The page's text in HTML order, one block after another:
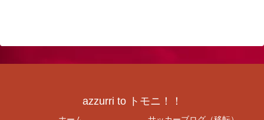
azzurri to トモニ！！